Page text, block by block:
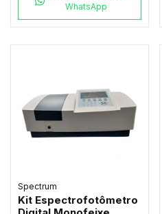
WhatsApp
Spectrum
Kit Espectrofotômetro